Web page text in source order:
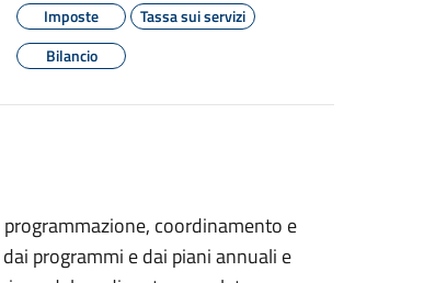
Imposte
Tassa sui servizi
Bilancio
programmazione, coordinamento e
programmi e dai piani annuali e